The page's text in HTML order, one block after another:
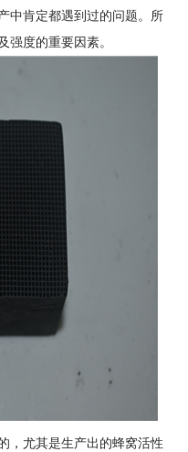
中肯定都遇到过的问题。所
强度的重要因素。
，尤其是生产出的蜂窝活性